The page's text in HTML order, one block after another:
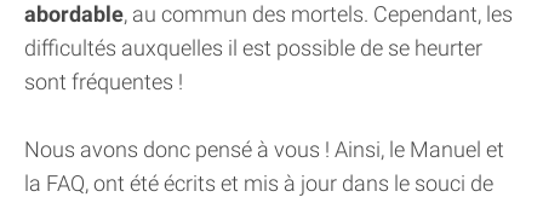
abordable, au commun des mortels. Cependant, les
difficultés auxquelles il est possible de se heurter
sont fréquentes !
Nous avons donc pensé à vous ! Ainsi, le Manuel et
la FAQ, ont été écrits et mis à jour dans le souci de